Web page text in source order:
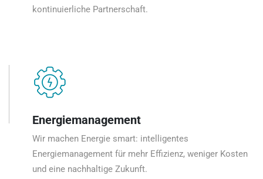
kontinuierliche Partnerschaft.
Energiemanagement
Wir machen Energie smart: intelligentes
Energiemanagement für mehr Effizienz, weniger Kosten
und eine nachhaltige Zukunft.